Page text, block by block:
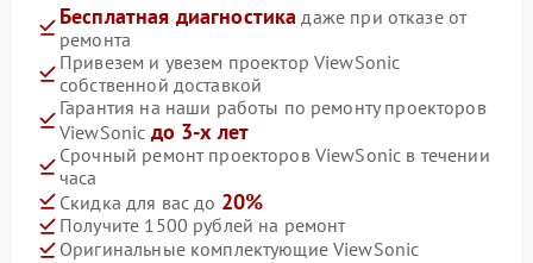
Бесплатная диагностика даже при отказе от
ремонта
Привезем и увезем проектор ViewSonic
собственной доставкой
Гарантия на наши работы по ремонту проекторов
ViewSonic до 3-х лет
Срочный ремонт проекторов ViewSonic в течении
часа
Скидка для вас до 20%
Получите 1500 рублей на ремонт
Оригинальные комплектующие ViewSonic